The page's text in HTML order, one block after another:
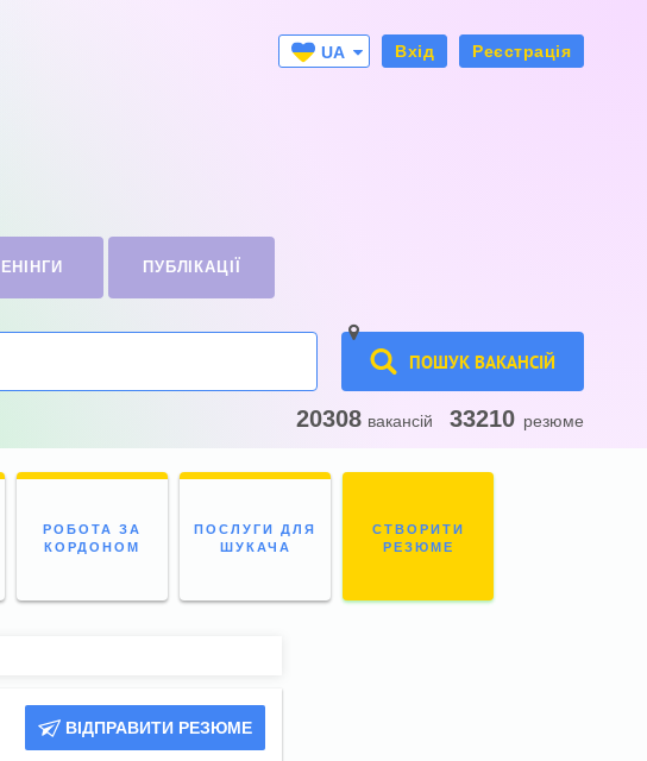
UA
Вхід Реєстрація
ПУБЛІКАЦІЇ
ПОШУК ВАКАНСІЙ
20308 вакансій 33210 резюме
РОБОТА ЗА
КОРДОНОМ
ПОСЛУГИ ДЛЯ
ШУКАЧА
СТВОРИТИ
РЕЗЮМЕ
ВІДПРАВИТИ РЕЗЮМЕ